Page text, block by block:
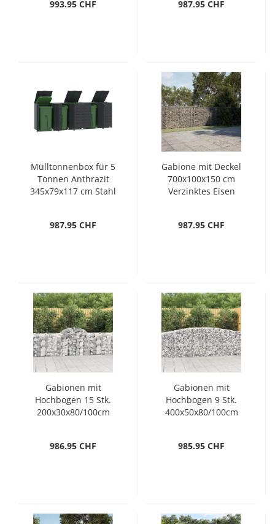
993.95 CHF
987.95 CHF
Mülltonnenbox für 5
Tonnen Anthrazit
345x79x117 cm Stahl
987.95 CHF
Gabione mit Deckel
700x100x150 cm
Verzinktes Eisen
987.95 CHF
Gabionen mit
Hochbogen 15 Stk.
200x30x80/100cm
986.95 CHF
Gabionen mit
Hochbogen 9 Stk.
400x50x80/100cm
985.95 CHF